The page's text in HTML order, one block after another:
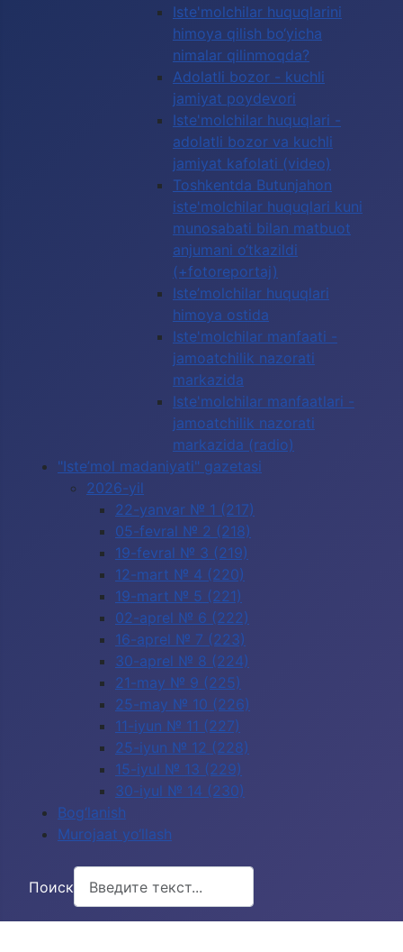
Iste'molchilar huquqlarini
himoya qilish bo‘yicha
nimalar qilinmoqda?
Adolatli bozor - kuchli
jamiyat poydevori
Iste'molchilar huquqlari -
adolatli bozor va kuchli
jamiyat kafolati (video)
Toshkentda Butunjahon
iste'molchilar huquqlari kuni
munosabati bilan matbuot
anjumani o‘tkazildi
(+fotoreportaj)
Iste’molchilar huquqlari
himoya ostida
Iste'molchilar manfaati -
jamoatchilik nazorati
markazida
Iste'molchilar manfaatlari -
jamoatchilik nazorati
markazida (radio)
"Iste’mol madaniyati" gazetasi
2026-yil
22-yanvar № 1 (217)
05-fevral № 2 (218)
19-fevral № 3 (219)
12-mart № 4 (220)
19-mart № 5 (221)
02-aprel № 6 (222)
16-aprel № 7 (223)
30-aprel № 8 (224)
21-may № 9 (225)
25-may № 10 (226)
11-iyun № 11 (227)
25-iyun № 12 (228)
15-iyul № 13 (229)
30-iyul № 14 (230)
Bog‘lanish
Murojaat yo‘llash
Поиск